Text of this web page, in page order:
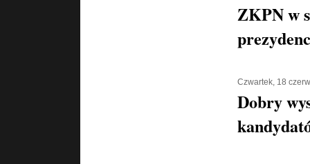
ZKPN w
Czwartek, 18
Dobry